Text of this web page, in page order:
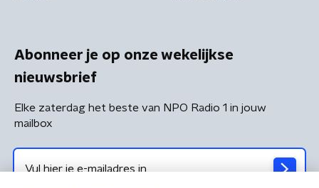
Abonneer je op onze wekelijkse
nieuwsbrief
Elke zaterdag het beste van NPO Radio 1 in jouw
mailbox